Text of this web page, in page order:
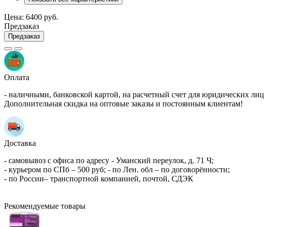
Цена: 6400 руб.
Предзаказ
Предзаказ
Оплата
- наличными, банковской картой, на расчетный счет для юридических лиц
Дополнительная скидка на оптовые заказы и постоянным клиентам!
Доставка
- самовывоз с офиса по адресу - Уманский переулок, д. 71 Ч;
- курьером по СПб – 500 руб; - по Лен. обл – по договорённости;
- по России– транспортной компанией, почтой, СДЭК
Рекомендуемые товары